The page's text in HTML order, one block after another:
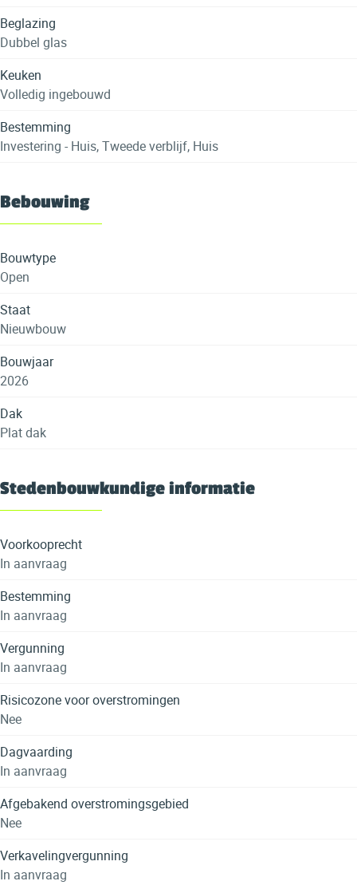
Beglazing
Dubbel glas
Keuken
Volledig ingebouwd
Bestemming
Investering - Huis, Tweede verblijf, Huis
Bebouwing
Bouwtype
Open
Staat
Nieuwbouw
Bouwjaar
2026
Dak
Plat dak
Stedenbouwkundige informatie
Voorkooprecht
In aanvraag
Bestemming
In aanvraag
Vergunning
In aanvraag
Risicozone voor overstromingen
Nee
Dagvaarding
In aanvraag
Afgebakend overstromingsgebied
Nee
Verkavelingvergunning
In aanvraag